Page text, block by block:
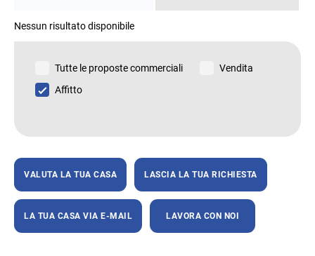
Nessun risultato disponibile
Tutte le proposte commerciali
Vendita
Affitto
VALUTA LA TUA CASA LASCIA LA TUA RICHIESTA
LA TUA CASA VIA E-MAIL LAVORA CON NOI